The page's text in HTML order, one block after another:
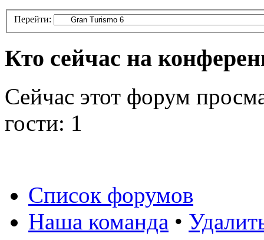
Перейти:
Кто сейчас на
Сейчас этот форум
гости: 1
Список форумов
Наша команда •